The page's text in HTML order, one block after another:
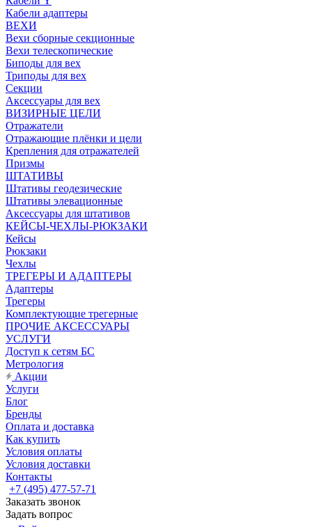
Кабели адаптеры
ВЕХИ
Вехи сборные секционные
Вехи телескопические
Биподы для вех
Триподы для вех
Секции
Аксессуары для вех
ВИЗИРНЫЕ ЦЕЛИ
Отражатели
Отражающие плёнки и цели
Крепления для отражателей
Призмы
ШТАТИВЫ
Штативы геодезические
Штативы элевационные
Аксессуары для штативов
КЕЙСЫ-ЧЕХЛЫ-РЮКЗАКИ
Кейсы
Рюкзаки
Чехлы
ТРЕГЕРЫ И АДАПТЕРЫ
Адаптеры
Трегеры
Комплектующие трегерные
ПРОЧИЕ АКСЕССУАРЫ
УСЛУГИ
Доступ к сетям БС
Метрология
Акции
Услуги
Блог
Бренды
Оплата и доставка
Как купить
Условия оплаты
Условия доставки
Контакты
+7 (495) 477-57-71
Заказать звонок
Задать вопрос